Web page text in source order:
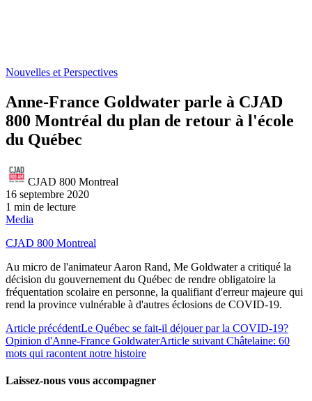
Nouvelles et Perspectives
Anne-France Goldwater parle à CJAD
800 Montréal du plan de retour à l'école
du Québec
CJAD 800 Montreal
16 septembre 2020
1 min de lecture
Media
CJAD 800 Montreal
Au micro de l'animateur Aaron Rand, Me Goldwater a critiqué la
décision du gouvernement du Québec de rendre obligatoire la
fréquentation scolaire en personne, la qualifiant d'erreur majeure qui
rend la province vulnérable à d'autres éclosions de COVID-19.
Article précédentLe Québec se fait-il déjouer par la COVID-19?
Opinion d'Anne-France GoldwaterArticle suivant Châtelaine: 60
mots qui racontent notre histoire
Laissez-nous vous accompagner